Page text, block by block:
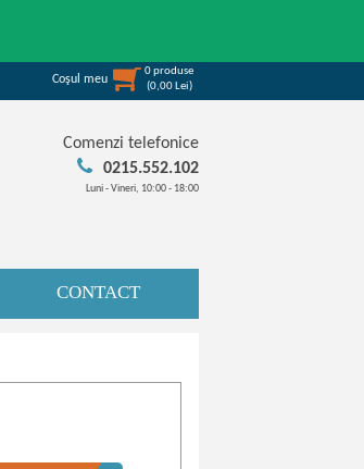
Coşul meu
0produse
(0,00 Lei)
Comenzi telefonice
0215.552.102
Luni - Vineri, 10:00 - 18:00
CONTACT